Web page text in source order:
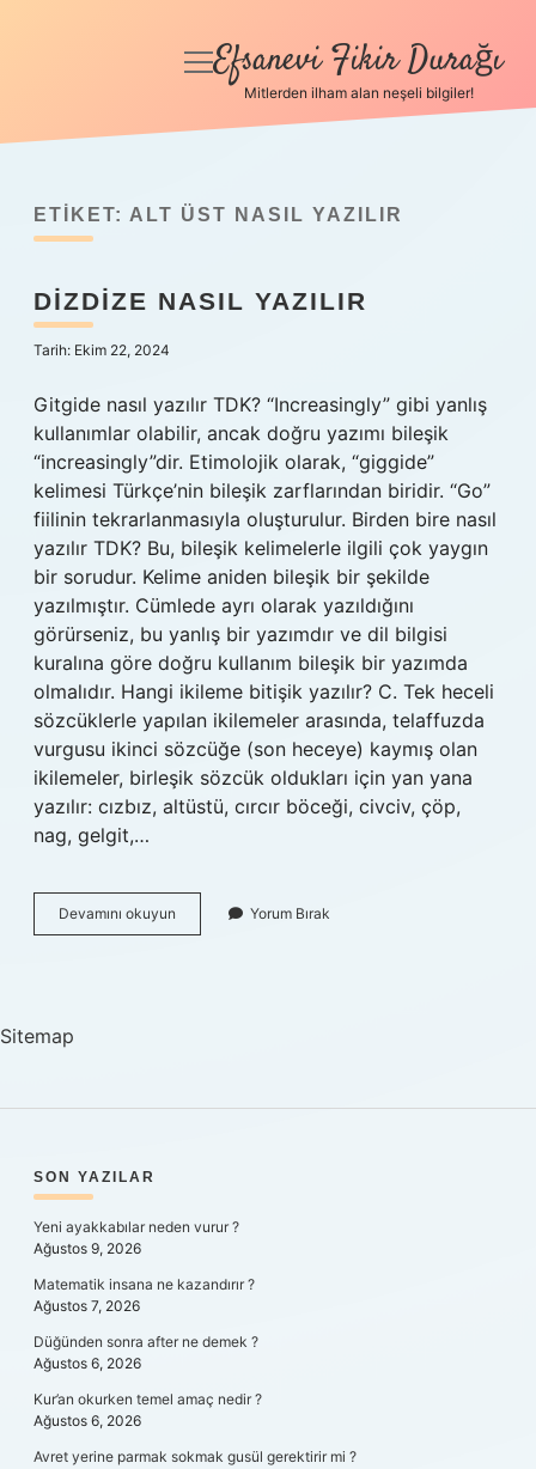
Anasayfa
Yasal Uyarı
Hakkımızda
menüyü
Efsanevi Fikir Durağı
Mitlerden ilham alan neşeli bilgiler!
ETIKET: ALT ÜST NASIL YAZILIR
DIZDIZE NASIL YAZILIR
Tarih: Ekim 22, 2024
Gitgide nasıl yazılır TDK? “Increasingly” gibi yanlış
kullanımlar olabilir, ancak doğru yazımı bileşik
“increasingly”dir. Etimolojik olarak, “giggide”
kelimesi Türkçe’nin bileşik zarflarından biridir. “Go”
fiilinin tekrarlanmasıyla oluşturulur. Birden bire nasıl
yazılır TDK? Bu, bileşik kelimelerle ilgili çok yaygın
bir sorudur. Kelime aniden bileşik bir şekilde
yazılmıştır. Cümlede ayrı olarak yazıldığını
görürseniz, bu yanlış bir yazımdır ve dil bilgisi
kuralına göre doğru kullanım bileşik bir yazımda
olmalıdır. Hangi ikileme bitişik yazılır? C. Tek heceli
sözcüklerle yapılan ikilemeler arasında, telaffuzda
vurgusu ikinci sözcüğe (son heceye) kaymış olan
ikilemeler, birleşik sözcük oldukları için yan yana
yazılır: cızbız, altüstü, cırcır böceği, civciv, çöp,
nag, gelgit,…
Devamını okuyun
Nasıl
Yorum Bırak
Sitemap
SIDEBAR
SON YAZILAR
Yeni ayakkabılar neden vurur ?
Ağustos 9, 2026
Matematik insana ne kazandırır ?
Ağustos 7, 2026
Düğünden sonra after ne demek ?
Ağustos 6, 2026
Kur’an okurken temel amaç nedir ?
Ağustos 6, 2026
Avret yerine parmak sokmak gusül gerektirir mi ?